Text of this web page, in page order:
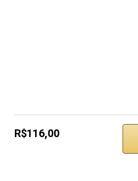
R$116,00